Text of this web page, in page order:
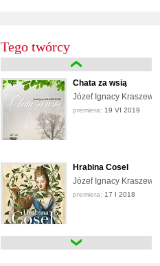
Tego twórcy
Chata za wsią
Józef Ignacy Kraszewski
premiera: 19 VI 2019
Hrabina Cosel
Józef Ignacy Kraszewski
premiera: 17 I 2018
Królewscy synowie